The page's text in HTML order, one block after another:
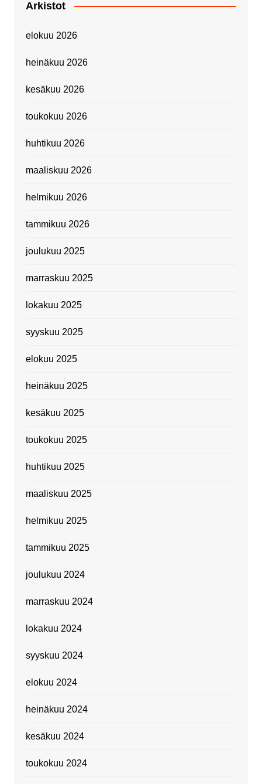
Arkistot
elokuu 2026
heinäkuu 2026
kesäkuu 2026
toukokuu 2026
huhtikuu 2026
maaliskuu 2026
helmikuu 2026
tammikuu 2026
joulukuu 2025
marraskuu 2025
lokakuu 2025
syyskuu 2025
elokuu 2025
heinäkuu 2025
kesäkuu 2025
toukokuu 2025
huhtikuu 2025
maaliskuu 2025
helmikuu 2025
tammikuu 2025
joulukuu 2024
marraskuu 2024
lokakuu 2024
syyskuu 2024
elokuu 2024
heinäkuu 2024
kesäkuu 2024
toukokuu 2024